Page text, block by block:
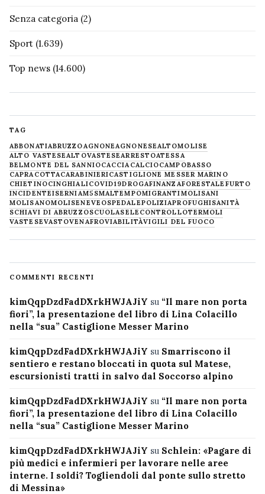
Senza categoria (2)
Sport (1.639)
Top news (14.600)
TAG
ABBONATIABRUZZOAGNONEAGNONESEALTOMOLISE
ALTO VASTESEALTOVASTESEARRESTOATESSA
BELMONTE DEL SANNIOCACCIA CALCIOCAMPOBASSO
CAPRACOTTACARABINIERICASTIGLIONE MESSER MARINO
CHIETINOCINGHIALICOVID19DROGAFINANZAFORESTALE FURTO
INCIDENTEISERNIAM5SMALTEMPOMIGRANTIMOLISANI
MOLISANOMOLISENEVE OSPEDALEPOLIZIAPROFUGHISANITÀ
SCHIAVI DI ABRUZZOSCUOLASELECONTROLLOTERMOLI
VASTESEVASTOVENAFROVIABILITÀVIGILI DEL FUOCO
COMMENTI RECENTI
kimQqpDzdFadDXrkHWJAJiY su “Il mare non porta
fiori”, la presentazione del libro di Lina Colacillo
nella “sua” Castiglione Messer Marino
kimQqpDzdFadDXrkHWJAJiY su Smarriscono il
sentiero e restano bloccati in quota sul Matese,
escursionisti tratti in salvo dal Soccorso alpino
kimQqpDzdFadDXrkHWJAJiY su “Il mare non porta
fiori”, la presentazione del libro di Lina Colacillo
nella “sua” Castiglione Messer Marino
kimQqpDzdFadDXrkHWJAJiY su Schlein: «Pagare di
più medici e infermieri per lavorare nelle aree
interne. I soldi? Togliendoli dal ponte sullo stretto
di Messina»